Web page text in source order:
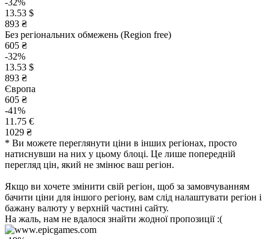
-32%
13.53 $
893 ₴
Без регіональних обмежень (Region free)
605 ₴
-32%
13.53 $
893 ₴
Європа
605 ₴
-41%
11.75 €
1029 ₴
* Ви можете переглянути ціни в інших регіонах, просто
натиснувши на них у цьому блоці. Це лише попередній
перегляд цін, який не змінює ваш регіон.
Якщо ви хочете змінити свій регіон, щоб за замовчуванням
бачити ціни для іншого регіону, вам слід налаштувати регіон і
бажану валюту у верхній частині сайту.
На жаль, нам не вдалося знайти жодної пропозиції :(